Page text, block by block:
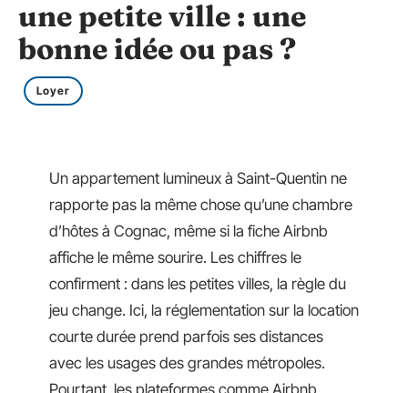
une petite ville : une
bonne idée ou pas ?
Loyer
Un appartement lumineux à Saint-Quentin ne
rapporte pas la même chose qu’une chambre
d’hôtes à Cognac, même si la fiche Airbnb
affiche le même sourire. Les chiffres le
confirment : dans les petites villes, la règle du
jeu change. Ici, la réglementation sur la location
courte durée prend parfois ses distances
avec les usages des grandes métropoles.
Pourtant, les plateformes comme Airbnb